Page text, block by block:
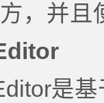
，并且
是